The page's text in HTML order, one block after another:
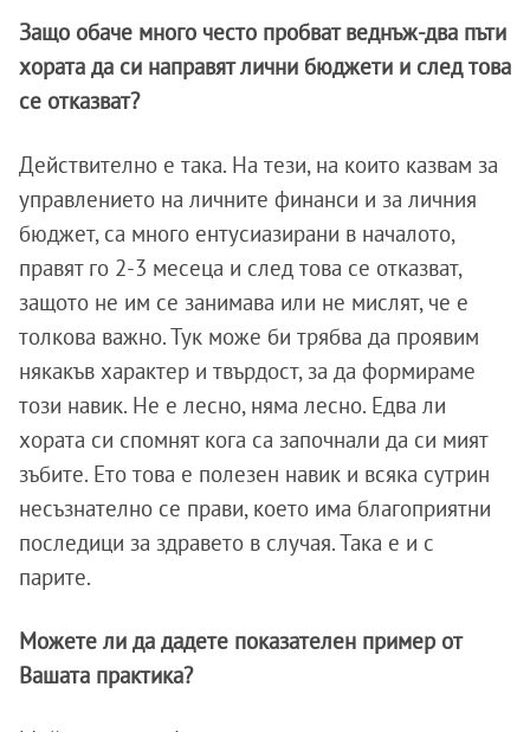
Защо обаче много често пробват веднъж-два пъти
хората да си направят лични бюджети и след това
се отказват?
Действително е така. На тези, на които казвам за
управлението на личните финанси и за личния
бюджет, са много ентусиазирани в началото,
правят го 2-3 месеца и след това се отказват,
защото не им се занимава или не мислят, че е
толкова важно. Тук може би трябва да проявим
някакъв характер и твърдост, за да формираме
този навик. Не е лесно, няма лесно. Едва ли
хората си спомнят кога са започнали да си мият
зъбите. Ето това е полезен навик и всяка сутрин
несъзнателно се прави, което има благоприятни
последици за здравето в случая. Така е и с
парите.
Можете ли да дадете показателен пример от
Вашата практика?